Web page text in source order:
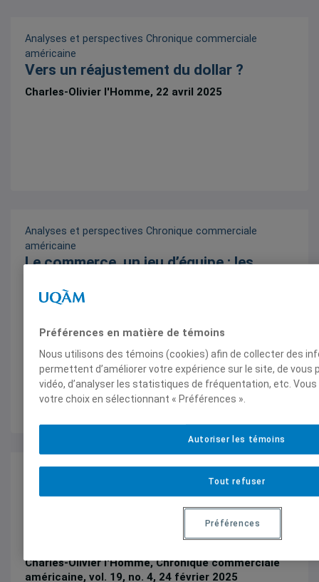
Analyses et perspectives Chronique commerciale
américaine
Vers un réajustement du dollar ?
Charles-Olivier l'Homme, 22 avril 2025
Analyses et perspectives Chronique commerciale
américaine
Le commerce, un jeu d’équipe : les
de la 47e présidence des États-Unis
américaine, 31 mars 2025
Ni naïf, ni belliqueux : comment réagir
face aux déclarations de Donald Trump
? Les avis des chercheurs du CEIM
Charles-Olivier l'Homme, Chronique commerciale
américaine, vol. 19, no. 4, 24 février 2025
Préférences en matière de témoins
Nous utilisons des témoins (cookies) afin de collecter des
permettent d’améliorer votre expérience sur le site, de vous
vidéo, d’analyser les statistiques de fréquentation, etc.
votre choix en sélectionnant « Préférences ».
Tout refuser
Autoriser les témoins
Préférences